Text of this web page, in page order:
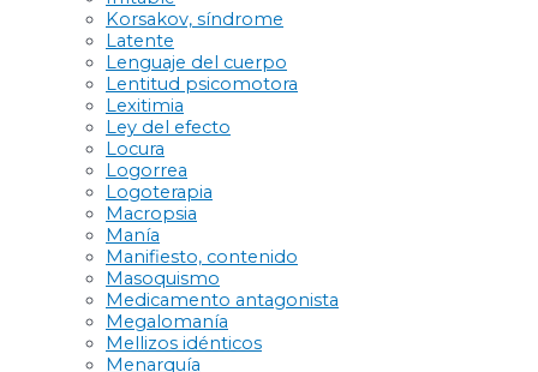
Korsakov, síndrome
Latente
Lenguaje del cuerpo
Lentitud psicomotora
Lexitimia
Ley del efecto
Locura
Logorrea
Logoterapia
Macropsia
Manía
Manifiesto, contenido
Masoquismo
Medicamento antagonista
Megalomanía
Mellizos idénticos
Menarquía